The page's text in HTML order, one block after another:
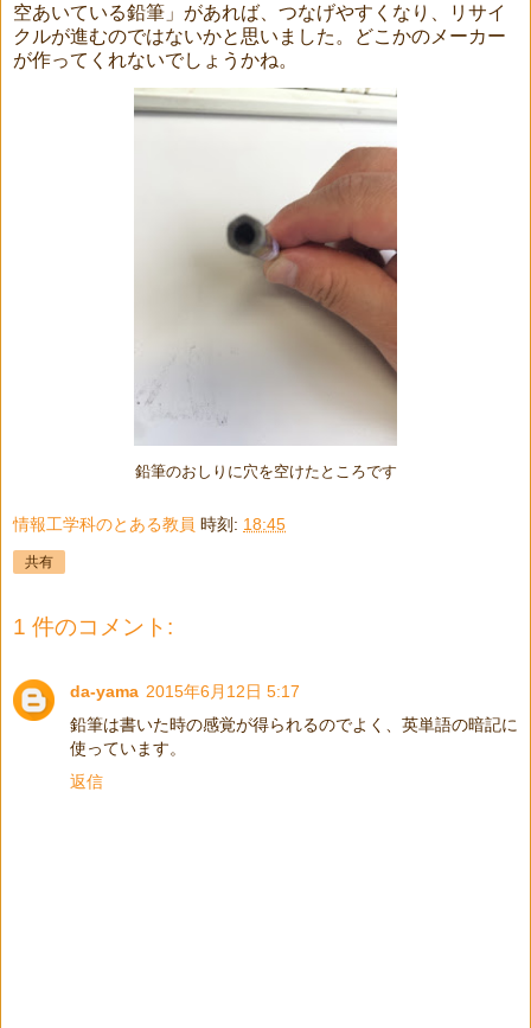
空あいている鉛筆」があれば、つなげやすくなり、リサイ
クルが進むのではないかと思いました。どこかのメーカー
が作ってくれないでしょうかね。
鉛筆のおしりに穴を空けたところです
情報工学科のとある教員 時刻: 18:45
共有
1 件のコメント:
da-yama 2015年6月12日 5:17
鉛筆は書いた時の感覚が得られるのでよく、英単語の暗記に
使っています。
返信